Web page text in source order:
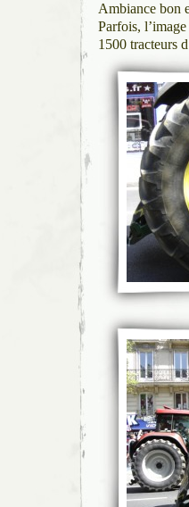
Ambiance bon
Parfois,
1500 tracteurs